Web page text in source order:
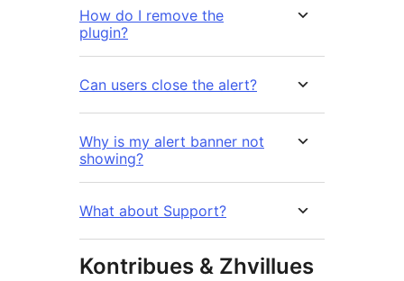
How do I remove the
plugin?
Can users close the alert?
Why is my alert banner not
showing?
What about Support?
Kontribues & Zhvillues